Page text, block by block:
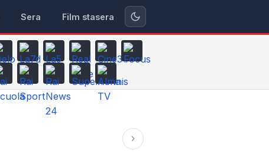
Sera Film stasera